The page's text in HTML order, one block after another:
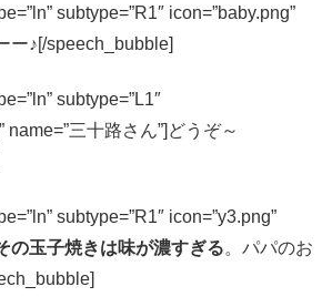
subtype=”R1″ icon=”baby.png”
ー♪[/speech_bubble]
subtype=”L1″
name=”三十路さん”]どうぞ～
subtype=”R1″ icon=”y3.png”
の玉子焼きは味が濃すぎる。パパのお